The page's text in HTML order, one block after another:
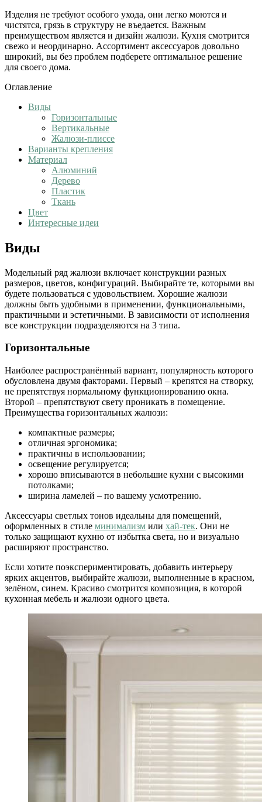
Изделия не требуют особого ухода, они легко моются и
чистятся, грязь в структуру не въедается. Важным
преимуществом является и дизайн жалюзи. Кухня смотрится
свежо и неординарно. Ассортимент аксессуаров довольно
широкий, вы без проблем подберете оптимальное решение
для своего дома.
Оглавление
Виды
Горизонтальные
Вертикальные
Жалюзи-плиссе
Варианты крепления
Материал
Алюминий
Дерево
Пластик
Ткань
Цвет
Интересные идеи
Виды
Модельный ряд жалюзи включает конструкции разных
размеров, цветов, конфигураций. Выбирайте те, которыми вы
будете пользоваться с удовольствием. Хорошие жалюзи
должны быть удобными в применении, функциональными,
практичными и эстетичными. В зависимости от исполнения
все конструкции подразделяются на 3 типа.
Горизонтальные
Наиболее распространённый вариант, популярность которого
обусловлена двумя факторами. Первый – крепятся на створку,
не препятствуя нормальному функционированию окна.
Второй – препятствуют свету проникать в помещение.
Преимущества горизонтальных жалюзи:
компактные размеры;
отличная эргономика;
практичны в использовании;
освещение регулируется;
хорошо вписываются в небольшие кухни с высокими
потолками;
ширина ламелей – по вашему усмотрению.
Аксессуары светлых тонов идеальны для помещений,
оформленных в стиле минимализм или хай-тек. Они не
только защищают кухню от избытка света, но и визуально
расширяют пространство.
Если хотите поэкспериментировать, добавить интерьеру
ярких акцентов, выбирайте жалюзи, выполненные в красном,
зелёном, синем. Красиво смотрится композиция, в которой
кухонная мебель и жалюзи одного цвета.